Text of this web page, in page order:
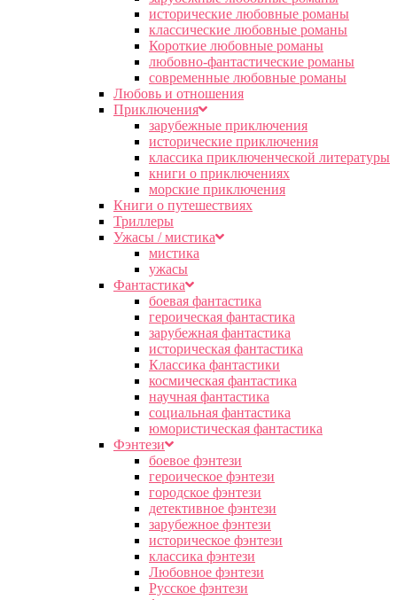
исторические любовные романы
классические любовные романы
Короткие любовные романы
любовно-фантастические романы
современные любовные романы
Любовь и отношения
Приключения
зарубежные приключения
исторические приключения
классика приключенческой литературы
книги о приключениях
морские приключения
Книги о путешествиях
Триллеры
Ужасы / мистика
мистика
ужасы
Фантастика
боевая фантастика
героическая фантастика
зарубежная фантастика
историческая фантастика
Классика фантастики
космическая фантастика
научная фантастика
социальная фантастика
юмористическая фантастика
Фэнтези
боевое фэнтези
героическое фэнтези
городское фэнтези
детективное фэнтези
зарубежное фэнтези
историческое фэнтези
классика фэнтези
Любовное фэнтези
Русское фэнтези